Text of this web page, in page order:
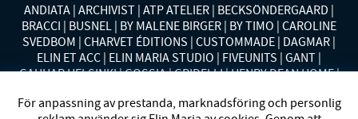
ANDIATA ARCHIVIST ATP ATELIER BECKSÖNDERGAARD
BRACCI BUSNEL BY MALENE BIRGER BY TIMO CAROLINE
SVEDBOM CHARVET ÉDITIONS CUSTOMMADE DAGMAR
ELIN ET ACC ELIN MARIA STUDIO FIVEUNITS GANT
GAUHAR HELSINKI GOSSIA GRIDELLI HENRY DEAN HOME
MISSONI HOME MONO MORENO CALIFORNIA MOS MOSH
För anpassning av prestanda, marknadsföring och personlig